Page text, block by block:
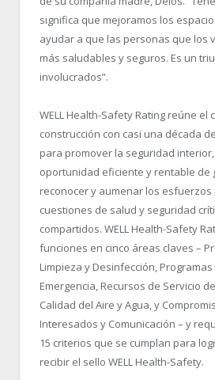
significa que mejoramos los
ayudar a que las personas que los
más saludables y seguros. Es un
involucrados”.
WELL Health-Safety Rating reúne el
construcción con casi una década
para promover la seguridad
oportunidad eficiente y rentable de
reconocer y aumenar los
cuestiones de salud y seguridad
compartidos. WELL Health-Safety
funciones en cinco áreas claves –
Limpieza y Desinfección,
Emergencia, Recursos de Servicio
Calidad del Aire y Agua, y
Interesados y Comunicación – y
15 criterios que se cumplan para
recibir el sello WELL Health-Safety.